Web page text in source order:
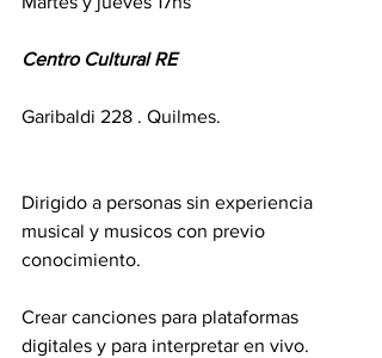
Centro Cultural RE
Garibaldi 228 . Quilmes.
Dirigido a personas sin experiencia
musical y musicos con previo
conocimiento.
Crear canciones para plataformas
digitales y para interpretar en vivo.